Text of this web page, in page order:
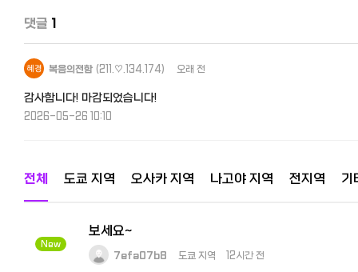
댓글 1
복음의전함 (211.♡.134.174) 오래 전
감사합니다! 마감되었습니다!
2026-05-26 10:10
전체 도쿄 지역 오사카 지역 나고야 지역 전지역 기
New
보세요~
7efa07b8 도쿄 지역 12시간 전